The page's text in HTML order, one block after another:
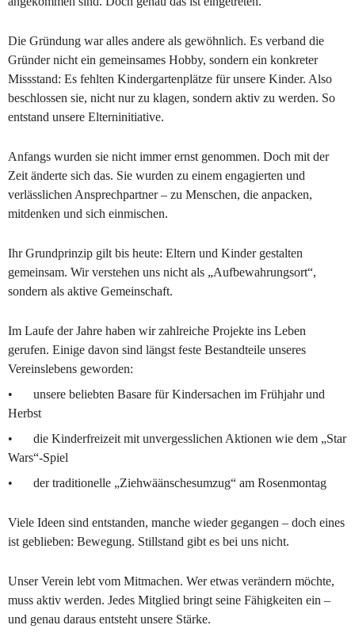
Die Gründung war alles andere als gewöhnlich. Es verband die
Gründer nicht ein gemeinsames Hobby, sondern ein konkreter
Missstand: Es fehlten Kindergartenplätze für unsere Kinder. Also
beschlossen sie, nicht nur zu klagen, sondern aktiv zu werden. So
entstand unsere Elterninitiative.
Anfangs wurden sie nicht immer ernst genommen. Doch mit der
Zeit änderte sich das. Sie wurden zu einem engagierten und
verlässlichen Ansprechpartner – zu Menschen, die anpacken,
mitdenken und sich einmischen.
Ihr Grundprinzip gilt bis heute: Eltern und Kinder gestalten
gemeinsam. Wir verstehen uns nicht als „Aufbewahrungsort“,
sondern als aktive Gemeinschaft.
Im Laufe der Jahre haben wir zahlreiche Projekte ins Leben
gerufen. Einige davon sind längst feste Bestandteile unseres
Vereinslebens geworden:
•	unsere beliebten Basare für Kindersachen im Frühjahr und
Herbst
•	die Kinderfreizeit mit unvergesslichen Aktionen wie dem „Star
Wars“-Spiel
•	der traditionelle „Ziehwäänschesumzug“ am Rosenmontag
Viele Ideen sind entstanden, manche wieder gegangen – doch eines
ist geblieben: Bewegung. Stillstand gibt es bei uns nicht.
Unser Verein lebt vom Mitmachen. Wer etwas verändern möchte,
muss aktiv werden. Jedes Mitglied bringt seine Fähigkeiten ein –
und genau daraus entsteht unsere Stärke.